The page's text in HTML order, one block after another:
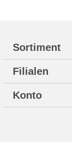
Sortiment
Filialen
Konto